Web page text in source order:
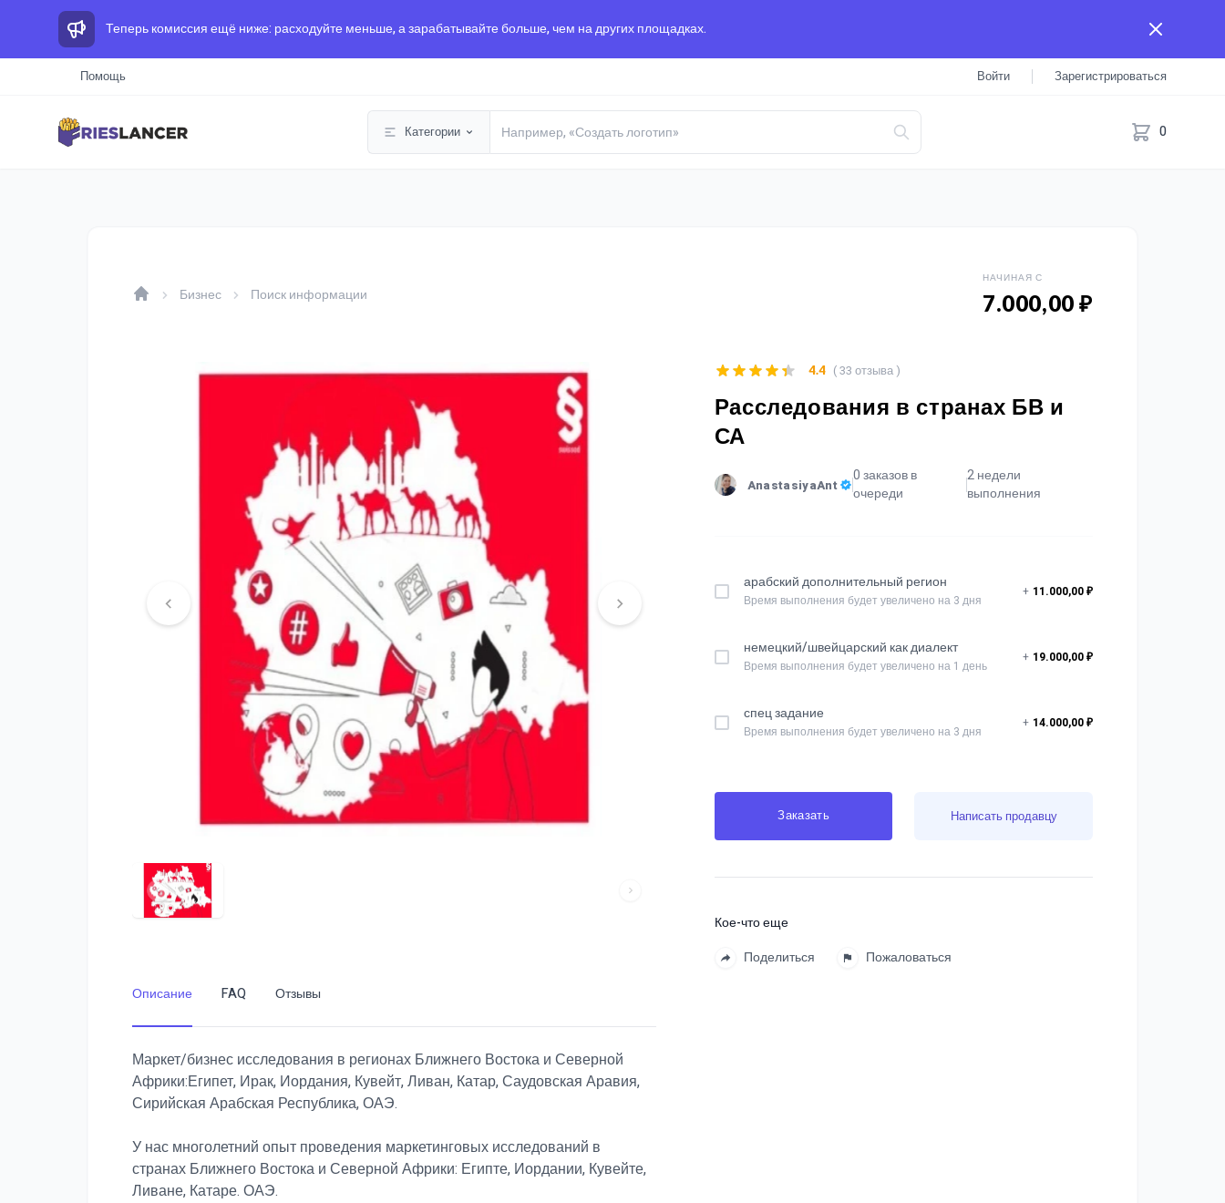
Теперь комиссия ещё ниже: расходуйте меньше, а зарабатывайте больше, чем на других площадках.
Помощь Войти Зарегистрироваться
Категории 0
Бизнес Поиск информации
НАЧИНАЯ С
7.000,00 ₽
Расследования в странах БВ и
СА
AnastasiyaAnt
0 заказов в
очереди
2 недели
выполнения
4.4 ( 33 отзыва )
арабский дополнительный регион
Время выполнения будет увеличено на 3 дня
+ 11.000,00 ₽
немецкий/швейцарский как диалект
Время выполнения будет увеличено на 1 день
+ 19.000,00 ₽
спец задание
Время выполнения будет увеличено на 3 дня
+ 14.000,00 ₽
Заказать Написать продавцу
Кое-что еще
Поделиться
Пожаловаться
Описание
FAQ Отзывы
Маркет/бизнес исследования в регионах Ближнего Востока и Северной
Африки:Египет, Ирак, Иордания, Кувейт, Ливан, Катар, Саудовская Аравия,
Сирийская Арабская Республика, ОАЭ.
У нас многолетний опыт проведения маркетинговых исследований в
странах Ближнего Востока и Северной Африки: Египте, Иордании, Кувейте,
Ливане, Катаре. ОАЭ.